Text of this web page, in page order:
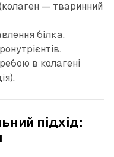
— тваринний
білка.
в колагені
підхід: